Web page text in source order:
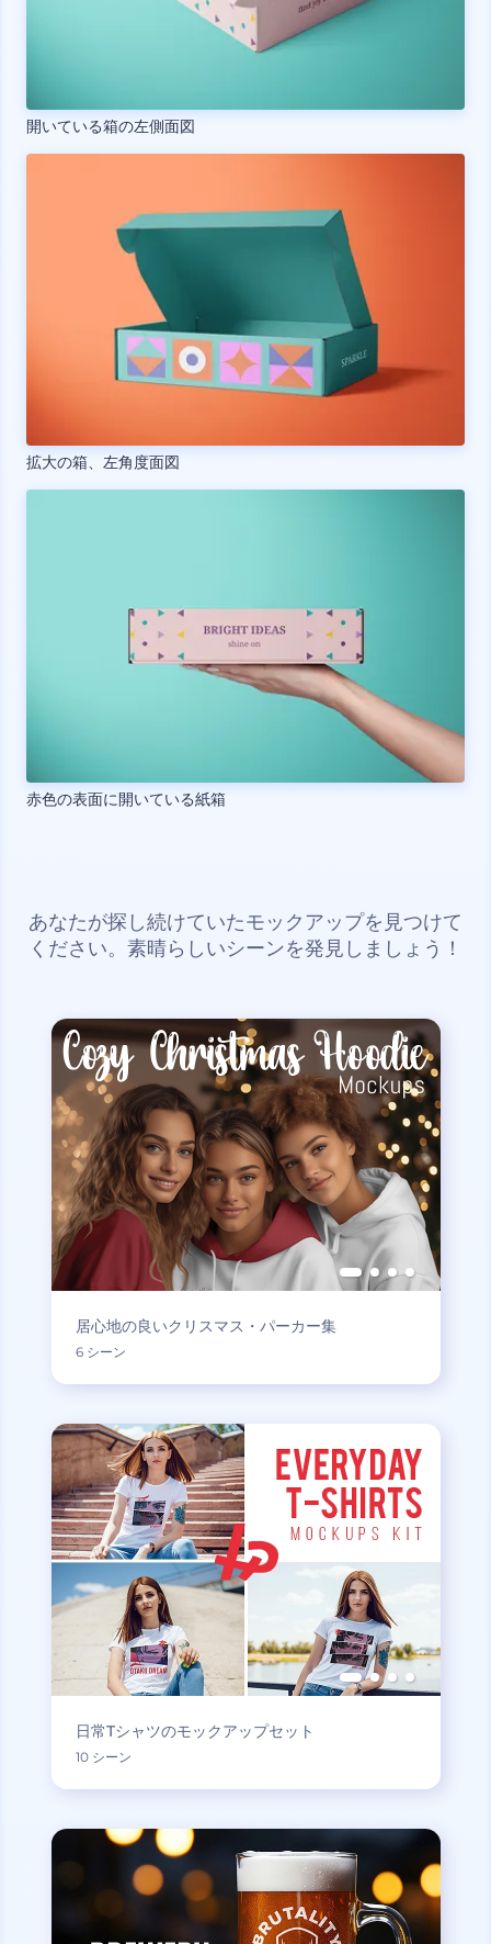
開いている箱の左側面図
拡大の箱、左角度面図
赤色の表面に開いている紙箱
あなたが探し続けていたモックアップを見つけて
ください。素晴らしいシーンを発見しましょう！
居心地の良いクリスマス・パーカー集
6 シーン
日常Tシャツのモックアップセット
10 シーン